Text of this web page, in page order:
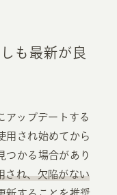
も最新が良
アップデートする
用され始めてから
つかる場合があり
され、欠陥がない